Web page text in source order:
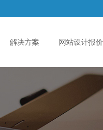
解决方案 网站设计报价